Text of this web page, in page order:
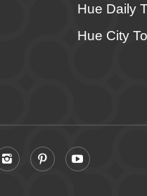
Hue Daily
Hue City